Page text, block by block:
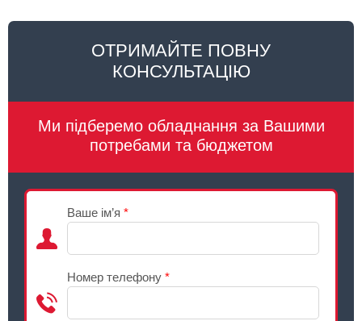
ОТРИМАЙТЕ ПОВНУ
КОНСУЛЬТАЦІЮ
Ми підберемо обладнання за Вашими
потребами та бюджетом
Ваше ім’я *
Номер телефону *